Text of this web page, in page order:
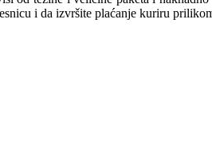
i da izvršite plaćanje kuriru